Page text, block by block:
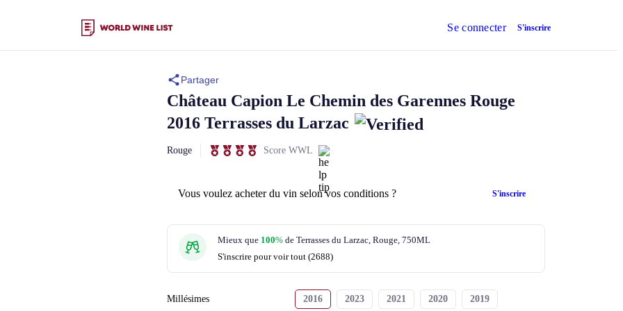
Se connecter S'inscrire
Vous voulez acheter du vin selon vos conditions ? S'inscrire
Mieux que 100% de Terrasses du Larzac, Rouge, 750ML
S'inscrire pour voir tout (2688)
Millésimes 2016 2023 2021 2020 2019
Partager
Château Capion Le Chemin des Garennes Rouge
2016 Terrasses du Larzac
Rouge Score WWL